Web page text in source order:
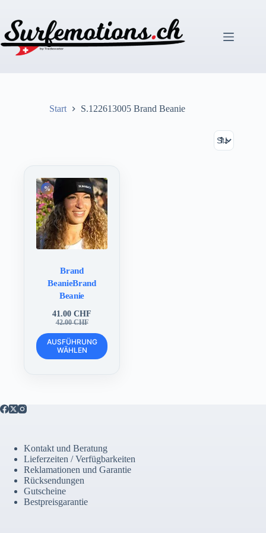
springen
Start S.122613005 Brand Beanie
Brand
BeanieBrand
Beanie
42.00CHF
Ursprünglicher
Preis
war:
42.00 CHF
41.00CHF
Aktueller
Preis
ist:
41.00 CHF.
AUSFÜHRUNG
WÄHLEN
Dieses
Produkt
weist
der
Produktseite
gewählt
werden
Kontakt und Beratung
Lieferzeiten / Verfügbarkeiten
Reklamationen und Garantie
Rücksendungen
Gutscheine
Bestpreisgarantie